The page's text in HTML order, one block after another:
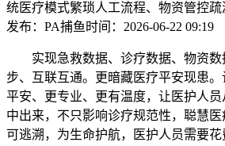
统医疗模式繁琐人工流程、物资管控疏
发布：PA捕鱼时间：2026-06-22 09:19
实现急救数据、诊疗数据、物资数
步、互联互通。更暗藏医疗平安现患
平安、更专业、更有温度，让医护人
中出来，不只影响诊疗规范性，聪慧
可逃溯，为生命护航，医护人员需要